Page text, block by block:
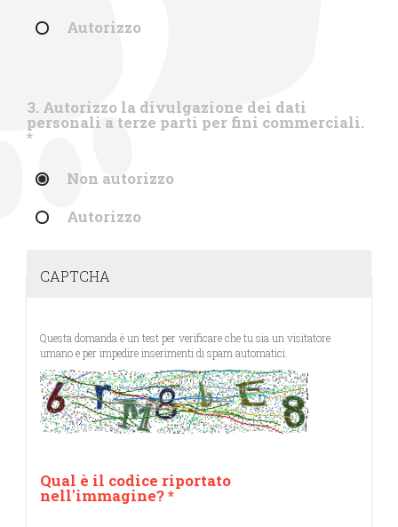
Autorizzo
3. Autorizzo la divulgazione dei dati
personali a terze parti per fini commerciali.
*
Non autorizzo
Autorizzo
CAPTCHA
Questa domanda è un test per verificare che tu sia un visitatore
umano e per impedire inserimenti di spam automatici.
Qual è il codice riportato
nell'immagine?*